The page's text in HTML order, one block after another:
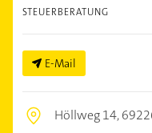
STEUERBERATUNG
E-Mail
Höllweg 14,